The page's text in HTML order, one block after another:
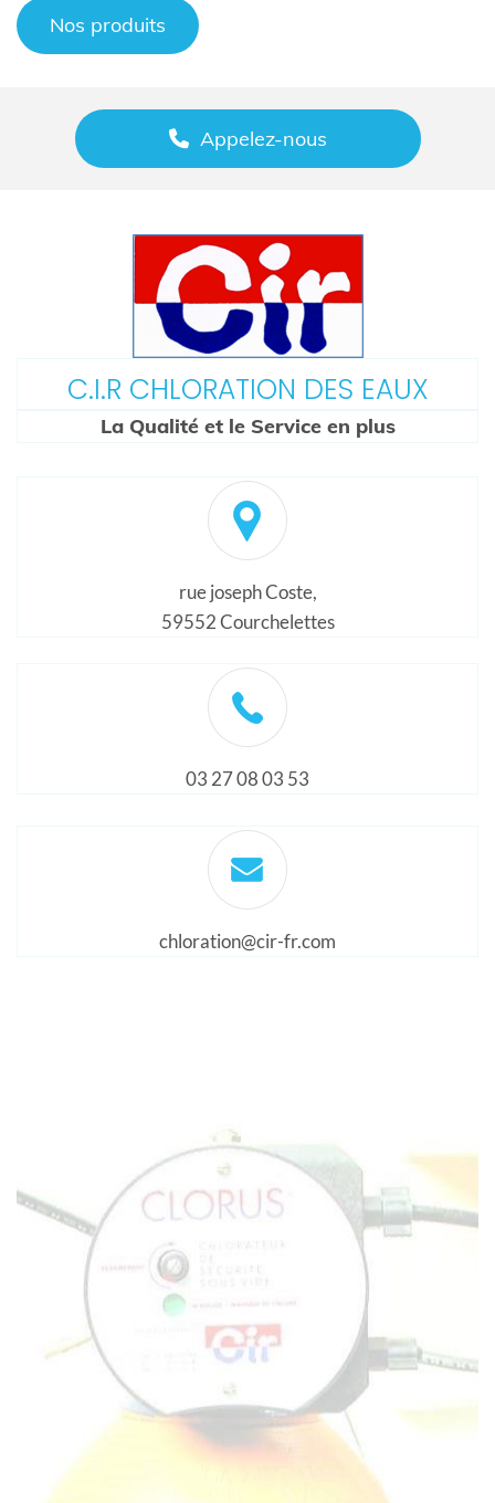
Nos produits
Appelez-nous
C.I.R CHLORATION DES EAUX
La Qualité et le Service en plus
rue joseph Coste,
59552 Courchelettes
03 27 08 03 53
chloration@cir-fr.com